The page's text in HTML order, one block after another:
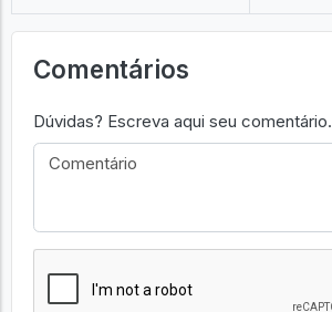
Comentários
Dúvidas? Escreva aqui seu comentário.